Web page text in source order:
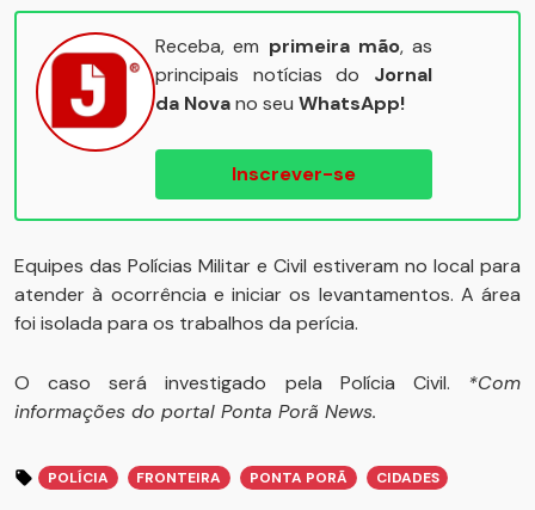
Receba, em primeira mão, as
principais notícias do Jornal
da Novano seu WhatsApp!
Inscrever-se
Equipes das Polícias Militar e Civil estiveram no local para
atender à ocorrência e iniciar os levantamentos. A área
foi isolada para os trabalhos da perícia.
O caso será investigado pela Polícia Civil. *Com
informações do portal Ponta Porã News.
POLÍCIA FRONTEIRA PONTA PORÃ CIDADES